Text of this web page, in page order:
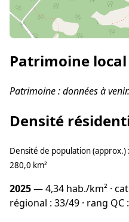
Patrimoine local
Patrimoine : données à venir.
Densité
Densité de population (approx.) :
280,0 km²
2025— 4,34 hab./km² ·
régional : 33/49 · rang QC